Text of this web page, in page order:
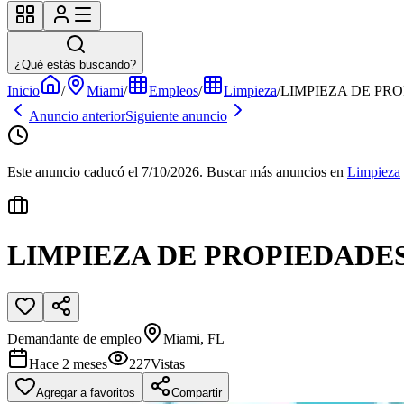
¿Qué estás buscando?
Inicio / Miami/ Empleos/ Limpieza/LIMPIEZA DE
Anuncio anteriorSiguiente anuncio
Este anuncio caducó el 7/10/2026. Buscar más anuncios en Limpieza
LIMPIEZA DE
Demandante de empleo
Miami, FL
Hace 2 meses
227Vistas
Agregar a favoritos Compartir